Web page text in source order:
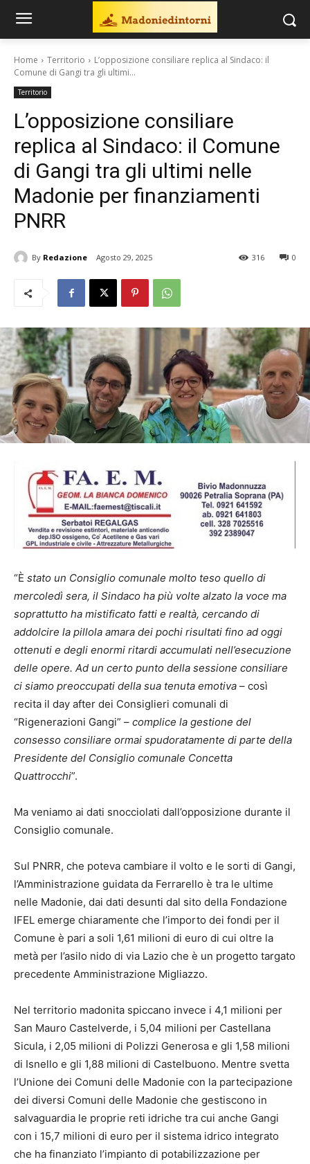
Home Territorio
L’opposizione consiliare replica al Sindaco: il
Comune di Gangi tra gli ultimi...
Territorio
L’opposizione consiliare
replica al Sindaco: il Comune
di Gangi tra gli ultimi nelle
Madonie per finanziamenti
PNRR
By Redazione Agosto 29, 2025 0
316
“È stato un Consiglio comunale molto teso quello di
mercoledì sera, il Sindaco ha più volte alzato la voce ma
soprattutto ha mistificato fatti e realtà, cercando di
addolcire la pillola amara dei pochi risultati fino ad oggi
ottenuti e degli enormi ritardi accumulati nell’esecuzione
delle opere. Ad un certo punto della sessione consiliare
ci siamo preoccupati della sua tenuta emotiva – così
recita il day after dei Consiglieri comunali di
“Rigenerazioni Gangi” – complice la gestione del
consesso consiliare ormai spudoratamente di parte della
Presidente del Consiglio comunale Concetta
Quattrocchi”.
Ma veniamo ai dati snocciolati dall’opposizione durante il
Consiglio comunale.
Sul PNRR, che poteva cambiare il volto e le sorti di Gangi,
l’Amministrazione guidata da Ferrarello è tra le ultime
nelle Madonie, dai dati desunti dal sito della Fondazione
IFEL emerge chiaramente che l’importo dei fondi per il
Comune è pari a soli 1,61 milioni di euro di cui oltre la
metà per l’asilo nido di via Lazio che è un progetto targato
precedente Amministrazione Migliazzo.
Nel territorio madonita spiccano invece i 4,1 milioni per
San Mauro Castelverde, i 5,04 milioni per Castellana
Sicula, i 2,05 milioni di Polizzi Generosa e gli 1,58 milioni
di Isnello e gli 1,88 milioni di Castelbuono. Mentre svetta
l’Unione dei Comuni delle Madonie con la partecipazione
dei diversi Comuni delle Madonie che gestiscono in
salvaguardia le proprie reti idriche tra cui anche Gangi
con i 15,7 milioni di euro per il sistema idrico integrato
che ha finanziato l’impianto di potabilizzazione per